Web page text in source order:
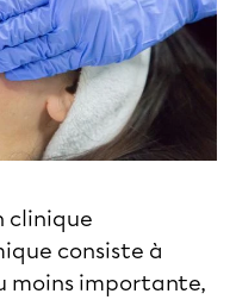
clinique
consiste à
moins importante,